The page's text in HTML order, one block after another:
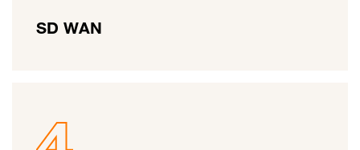
SD WAN